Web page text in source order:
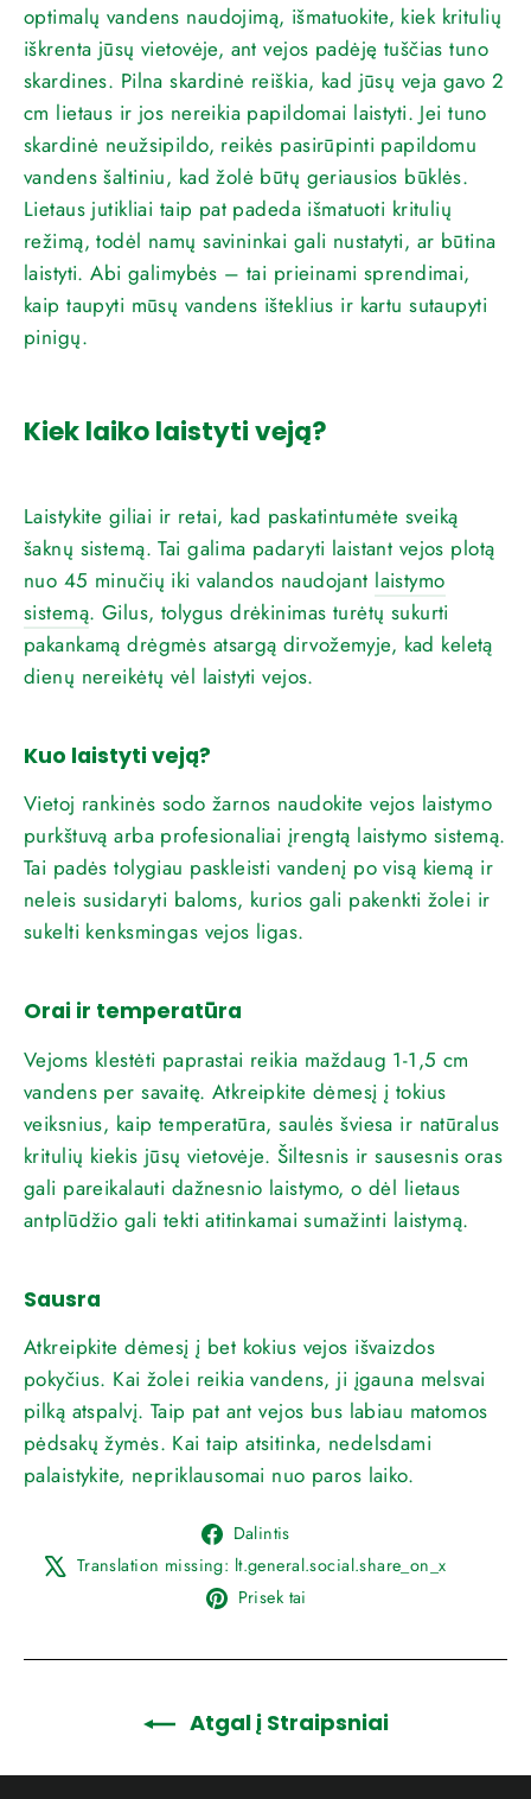
optimalų vandens naudojimą, išmatuokite, kiek kritulių
iškrenta jūsų vietovėje, ant vejos padėję tuščias tuno
skardines. Pilna skardinė reiškia, kad jūsų veja gavo 2
cm lietaus ir jos nereikia papildomai laistyti. Jei tuno
skardinė neužsipildo, reikės pasirūpinti papildomu
vandens šaltiniu, kad žolė būtų geriausios būklės.
Lietaus jutikliai taip pat padeda išmatuoti kritulių
režimą, todėl namų savininkai gali nustatyti, ar būtina
laistyti. Abi galimybės – tai prieinami sprendimai,
kaip taupyti mūsų vandens išteklius ir kartu sutaupyti
pinigų.
Kiek laiko laistyti veją?
Laistykite giliai ir retai, kad paskatintumėte sveiką
šaknų sistemą. Tai galima padaryti laistant vejos plotą
nuo 45 minučių iki valandos naudojant laistymo
sistemą. Gilus, tolygus drėkinimas turėtų sukurti
pakankamą drėgmės atsargą dirvožemyje, kad keletą
dienų nereikėtų vėl laistyti vejos.
Kuo laistyti veją?
Vietoj rankinės sodo žarnos naudokite vejos laistymo
purkštuvą arba profesionaliai įrengtą laistymo sistemą.
Tai padės tolygiau paskleisti vandenį po visą kiemą ir
neleis susidaryti baloms, kurios gali pakenkti žolei ir
sukelti kenksmingas vejos ligas.
Orai ir temperatūra
Vejoms klestėti paprastai reikia maždaug 1-1,5 cm
vandens per savaitę. Atkreipkite dėmesį į tokius
veiksnius, kaip temperatūra, saulės šviesa ir natūralus
kritulių kiekis jūsų vietovėje. Šiltesnis ir sausesnis oras
gali pareikalauti dažnesnio laistymo, o dėl lietaus
antplūdžio gali tekti atitinkamai sumažinti laistymą.
Sausra
Atkreipkite dėmesį į bet kokius vejos išvaizdos
pokyčius. Kai žolei reikia vandens, ji įgauna melsvai
pilką atspalvį. Taip pat ant vejos bus labiau matomos
pėdsakų žymės. Kai taip atsitinka, nedelsdami
palaistykite, nepriklausomai nuo paros laiko.
Dalintis
Facebook
Translation missing: lt.general.social.share_on_x
Prisek tai
Pinterest
Atgal į Straipsniai